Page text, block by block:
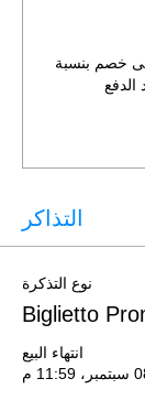
خصم بنسبة
التذاكر
نوع التذكرة
Biglietto
انتهاء البيع
11:59 م